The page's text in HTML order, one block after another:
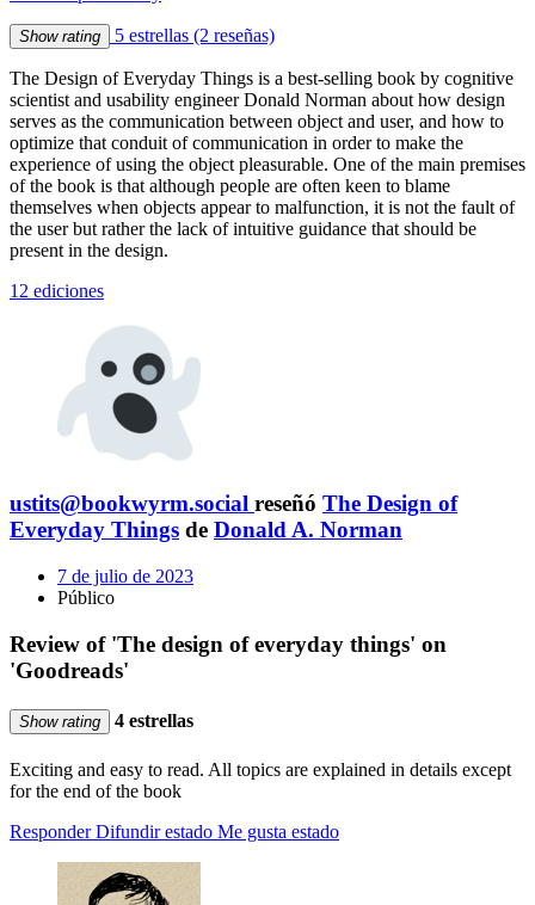
Show rating 5 estrellas (2 reseñas)
The Design of Everyday Things is a best-selling book by cognitive
scientist and usability engineer Donald Norman about how design
serves as the communication between object and user, and how to
optimize that conduit of communication in order to make the
experience of using the object pleasurable. One of the main premises
of the book is that although people are often keen to blame
themselves when objects appear to malfunction, it is not the fault of
the user but rather the lack of intuitive guidance that should be
present in the design.
12 ediciones
ustits@bookwyrm.social reseñó The Design of
Everyday Things de Donald A. Norman
7 de julio de 2023
Público
Review of 'The design of everyday things' on
'Goodreads'
Show rating 4 estrellas
Exciting and easy to read. All topics are explained in details except
for the end of the book
Responder Difundir estado Me gusta estado